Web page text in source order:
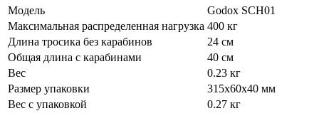
Модель
Godox SCH01
Максимальная распределенная нагрузка 400 кг
Длина тросика без карабинов
24 см
Общая длина с карабинами
40 см
Вес
0.23 кг
Размер упаковки
315х60х40 мм
Вес с упаковкой
0.27 кг